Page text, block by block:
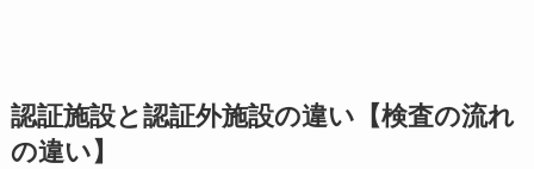
認証施設と認証外施設の違い【検査の流れ
の違い】